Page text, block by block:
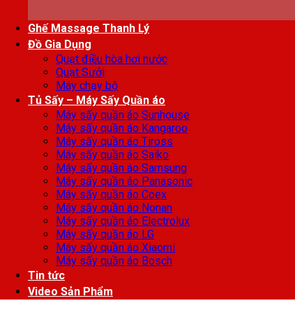
Ghế Massage Thanh Lý
Đồ Gia Dụng
Quạt điều hòa hơi nước
Quạt Sưởi
Máy chạy bộ
Tủ Sấy – Máy Sấy Quần áo
Máy sấy quần áo Sunhouse
Máy sấy quần áo Kangaroo
Máy sấy quần áo Tiross
Máy sấy quần áo Saiko
Máy sấy quần áo Samsung
Máy sấy quần áo Panasonic
Máy sấy quần áo Coex
Máy sấy quần áo Nonan
Máy sấy quần áo Electrolux
Máy sấy quần áo LG
Máy sấy quần áo Xiaomi
Máy sấy quần áo Bosch
Tin tức
Video Sản Phẩm